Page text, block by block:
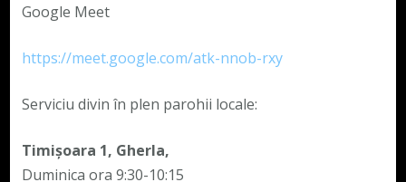
Google Meet
https://meet.google.com/atk-nnob-rxy
Serviciu divin în plen parohii locale:
Timișoara 1, Gherla,
Duminica ora 9:30-10:15